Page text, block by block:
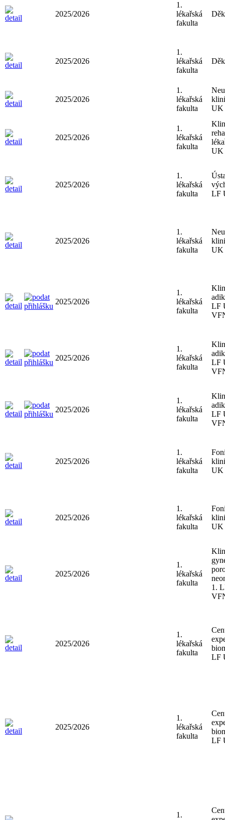
2025/2026
1.
lékařská
fakulta
2025/2026
1.
lékařská
fakulta
2025/2026
1.
lékařská
fakulta
UK
2025/2026
1.
lékařská
fakulta
UK
2025/2026
1.
lékařská
fakulta
LF
2025/2026
1.
lékařská
fakulta
UK
2025/2026
1.
lékařská
fakulta
LF
2025/2026
1.
lékařská
fakulta
LF
2025/2026
1.
lékařská
fakulta
LF
2025/2026
1.
lékařská
fakulta
UK
2025/2026
1.
lékařská
fakulta
UK
2025/2026
1.
lékařská
fakulta
1.
2025/2026
1.
lékařská
fakulta
LF
2025/2026
1.
lékařská
fakulta
LF
1.